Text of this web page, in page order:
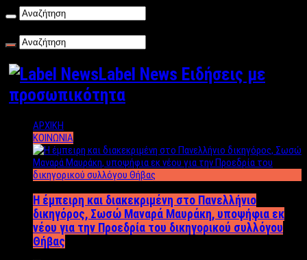
Label News Ειδήσεις με
προσωπικότητα
ΑΡΧΙΚΗ
ΚΟΙΝΩΝΙΑ
Η έμπειρη και διακεκριμένη στο Πανελλήνιο
δικηγόρος, Σωσώ Μαναρά Μαυράκη, υποψήφια εκ
νέου για την Προεδρία του δικηγορικού συλλόγου
Θήβας